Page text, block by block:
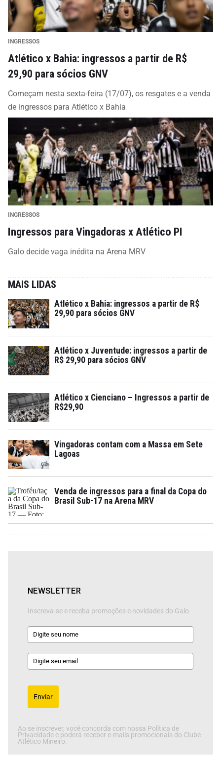
INGRESSOS
Atlético x Bahia: ingressos a partir de R$
29,90 para sócios GNV
Começam nesta sexta-feira (17/07), os resgates e a venda
de ingressos para Atlético x Bahia
INGRESSOS
Ingressos para Vingadoras x Atlético PI
Galo decide vaga inédita na Arena MRV
MAIS LIDAS
Atlético x Bahia: ingressos a partir de R$
29,90 para sócios GNV
Atlético x Juventude: ingressos a partir de
R$ 29,90 para sócios GNV
Atlético x Cienciano – Ingressos a partir de
R$29,90
Vingadoras contam com a Massa em Sete
Lagoas
Venda de ingressos para a final da Copa do
Brasil Sub-17 na Arena MRV
NEWSLETTER
Inscreva-se e receba promoções e novidades do Galo
Enviar
Ao se inscrever, você concorda com nossa Política de
Privacidade e poderá receber e-mails promocionais do Clube
Atlético Mineiro.